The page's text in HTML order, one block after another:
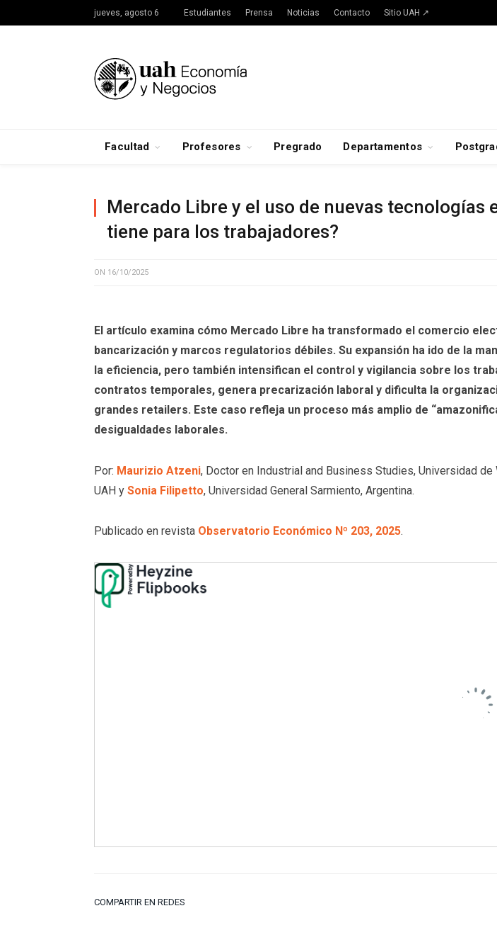
jueves, agosto 6 Estudiantes Prensa Noticias Contacto Sitio UAH ↗
Facultad Profesores Pregrado Departamentos
Mercado Libre y el uso de nuevas tecnologías
tiene para los trabajadores?
ON 16/10/2025
El artículo examina cómo Mercado Libre ha transformado el comercio
bancarización y marcos regulatorios débiles. Su expansión ha ido de la
la eficiencia, pero también intensifican el control y vigilancia sobre los
contratos temporales, genera precarización laboral y dificulta la
grandes retailers. Este caso refleja un proceso más amplio de
desigualdades laborales.
Por: Maurizio Atzeni, Doctor en Industrial and Business Studies, Universidad
UAH y Sonia Filipetto, Universidad General Sarmiento, Argentina.
Publicado en revista Observatorio Económico Nº 203, 2025.
COMPARTIR EN REDES